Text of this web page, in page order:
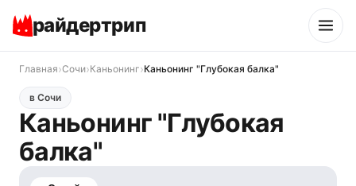
райдертрип
Главная›Сочи›Каньонинг›Каньонинг "Глубокая балка"
в Сочи
Каньонинг "Глубокая
балка"